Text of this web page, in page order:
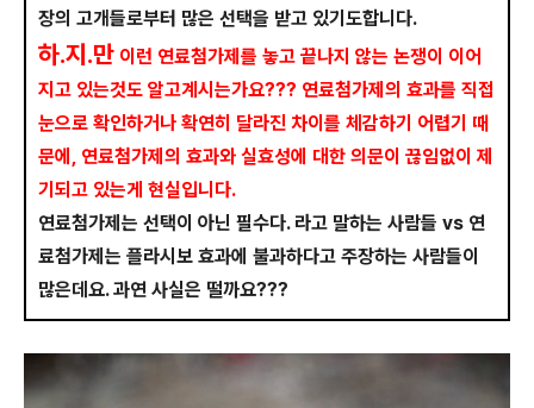
장의 고개들로부터 많은 선택을 받고 있기도합니다.
하.지.만 이런 연료첨가제를 놓고 끝나지 않는 논쟁이 이어
지고 있는것도 알고계시는가요??? 연료첨가제의 효과를 직접
눈으로 확인하거나 확연히 달라진 차이를 체감하기 어렵기 때
문에, 연료첨가제의 효과와 실효성에 대한 의문이 끊임없이 제
기되고 있는게 현실입니다.
연료첨가제는 선택이 아닌 필수다. 라고 말하는 사람들 vs 연
료첨가제는 플라시보 효과에 불과하다고 주장하는 사람들이
많은데요. 과연 사실은 떨까요???